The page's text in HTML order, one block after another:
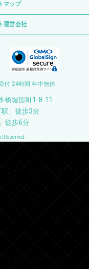
マップ
運営会社
付 24時間 年中無休
橋堀留町1-8-11
」徒歩3分
徒歩6分
Reserved.